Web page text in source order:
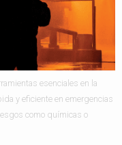
esenciales en la
y eficiente en emergencias
como químicas o